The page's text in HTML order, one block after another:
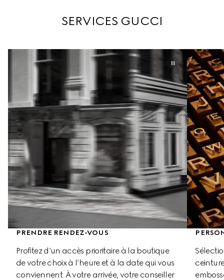
SERVICES GUCCI
PRENDRE RENDEZ-VOUS
Profitez d’un accès prioritaire à la boutique
de votre choix à l’heure et à la date qui vous
conviennent. À votre arrivée, votre conseiller